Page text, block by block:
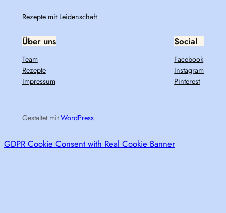
Rezepte mit Leidenschaft
Über uns
Team
Rezepte
Impressum
Social
Facebook
Instagram
Pinterest
Gestaltet mitWordPress
GDPR Cookie Consent with Real Cookie Banner